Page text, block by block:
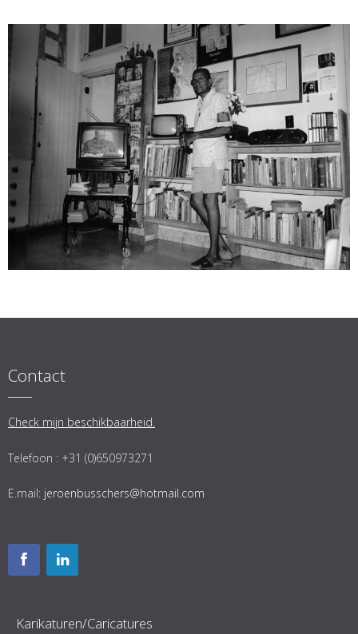
Contact
Check mijn beschikbaarheid.
Telefoon : +31 (0)650973271
E.mail: jeroenbusschers@hotmail.com
Karikaturen/Caricatures